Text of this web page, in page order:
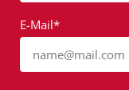
E-Mail*
name@mail.com